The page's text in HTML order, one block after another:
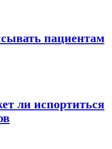
пациентам
ли испортиться